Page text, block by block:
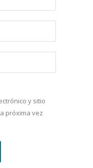
y sitio
próxima vez